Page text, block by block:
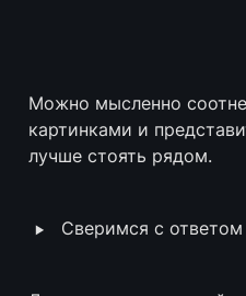
Можно мысленно
картинками и
лучше стоять рядом.
‣ Сверимся с ответом